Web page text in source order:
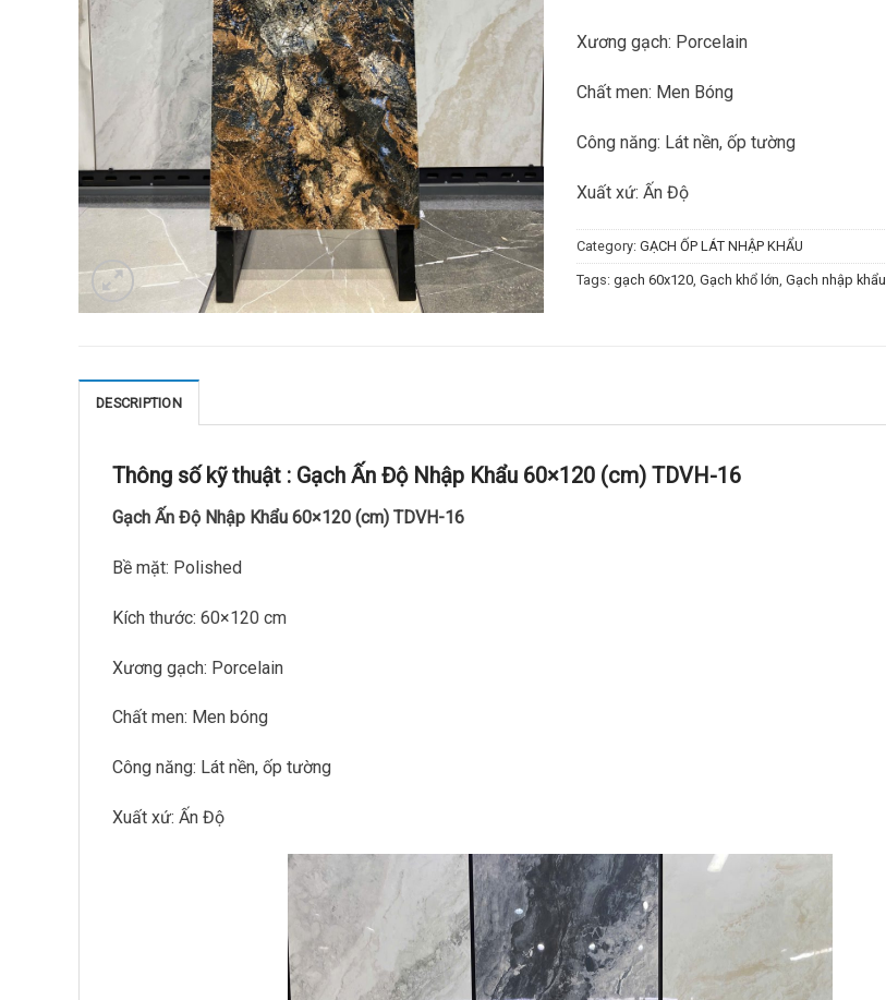
Xương gạch: Porcelain
Chất men: Men Bóng
Công năng: Lát nền, ốp tường
Xuất xứ: Ấn Độ
Category: GẠCH ỐP LÁT NHẬP KHẨU
Tags: gạch 60x120 Gạch khổ lớn Gạch nhập khẩu
DESCRIPTION
Thông số kỹ thuật : Gạch Ấn Độ Nhập Khẩu 60×120 (cm) TDVH-16
Gạch Ấn Độ Nhập Khẩu 60×120 (cm) TDVH-16
Bề mặt: Polished
Kích thước: 60×120 cm
Xương gạch: Porcelain
Chất men: Men bóng
Công năng: Lát nền, ốp tường
Xuất xứ: Ấn Độ